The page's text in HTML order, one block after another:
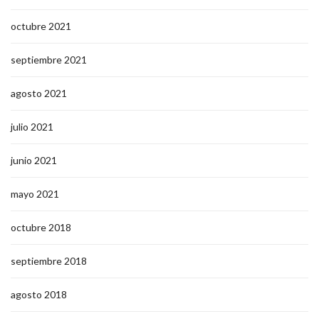
octubre 2021
septiembre 2021
agosto 2021
julio 2021
junio 2021
mayo 2021
octubre 2018
septiembre 2018
agosto 2018